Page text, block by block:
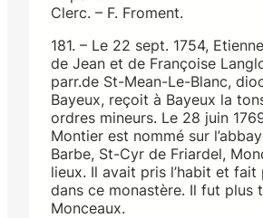
Clerc. – F. Froment.
181. – Le 22 sept. 1754,
de Jean et de Françoise
parr.de St-Mean-Le-Blanc,
Bayeux, reçoit à Bayeux la
ordres mineurs. Le 28 juin
Montier est nommé sur
Barbe, St-Cyr de Friardel,
lieux. Il avait pris l’habit et fait
dans ce monastère. Il fut plus
Monceaux.